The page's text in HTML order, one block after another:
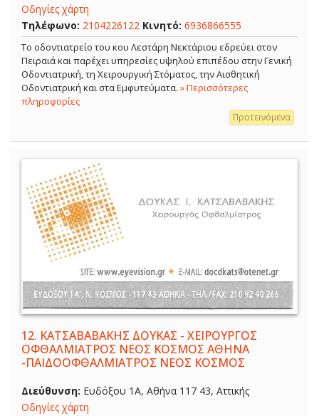
Οδηγίες χάρτη
Τηλέφωνο: 2104226122 Κινητό: 6936866555
Το οδοντιατρείο του κου Λεστάρη Νεκτάριου εδρεύει στον
Πειραιά και παρέχει υπηρεσίες υψηλού επιπέδου στην Γενική
Οδοντιατρική, τη Χειρουργική Στόματος, την Αισθητική
Οδοντιατρική και στα Εμφυτεύματα. » Περισσότερες
πληροφορίες
Προτεινόμενα
12. ΚΑΤΣΑΒΑΒΑΚΗΣ ΔΟΥΚΑΣ - ΧΕΙΡΟΥΡΓΟΣ
ΟΦΘΑΛΜΙΑΤΡΟΣ ΝΕΟΣ ΚΟΣΜΟΣ ΑΘΗΝΑ
-ΠΑΙΔΟΟΦΘΑΛΜΙΑΤΡΟΣ ΝΕΟΣ ΚΟΣΜΟΣ
Διεύθυνση: Ευδόξου 1Α, Αθήνα 117 43, Αττικής
Οδηγίες χάρτη